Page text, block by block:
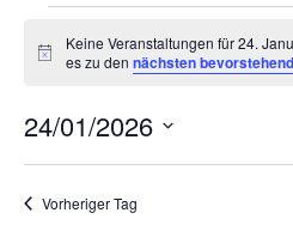
FÜR
24.
JANUAR
2026
Hinweis
Keine Veranstaltungen für 24.
es zu dennächsten
24/01/2026
Datum
wählen.
Vorheriger Tag